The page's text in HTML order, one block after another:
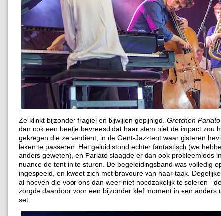
Ze klinkt bijzonder fragiel en bijwijlen gepijnigd, Gretchen Parlato
dan ook een beetje bevreesd dat haar stem niet de impact zou
gekregen die ze verdient, in de Gent-Jazztent waar gisteren
leken te passeren. Het geluid stond echter fantastisch (we
anders geweten), en Parlato slaagde er dan ook probleemloos
nuance de tent in te sturen. De begeleidingsband was volledig
ingespeeld, en kweet zich met bravoure van haar taak.
al hoeven die voor ons dan weer niet noodzakelijk te soleren
zorgde daardoor voor een bijzonder klef moment in een anders
set.